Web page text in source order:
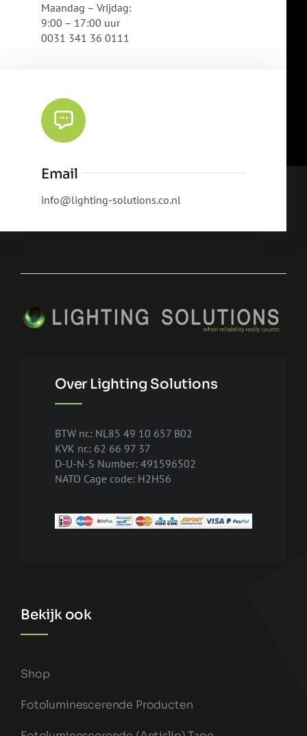
Maandag – Vrijdag:
9:00 – 17:00 uur
0031 341 36 0111
Email
info@lighting-solutions.co.nl
Over Lighting Solutions
BTW nr.: NL85 49 10 657 B02
KVK nr.: 62 66 97 37
D-U-N-S Number: 491596502
NATO Cage code: H2HS6
Bekijk ook
Shop
Fotoluminescerende Producten